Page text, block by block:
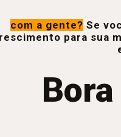
com a gente? Se
para sua